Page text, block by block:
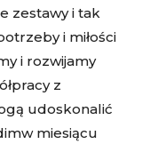
zestawy i tak
i miłości
i rozwijamy
z
udoskonalić
miesiącu